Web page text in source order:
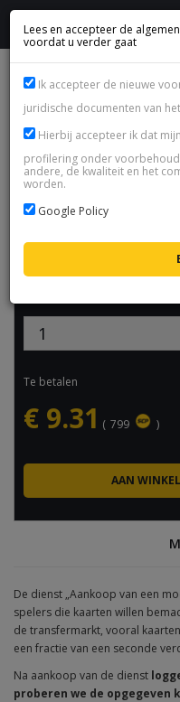
AANKOOP VAN EEN
Aankoop van
transfermarkt
prijs:
beschikbaarheid:beschikbaar
Maximale
Te betalen
€ 9.31 ( 799 )
De dienst „Aankoop van een
spelers die kaarten willen
de transfermarkt, vooral
een fractie van een seconde
Na aankoop van de dienst
proberen we de
Lees en accepteer de
voordat u verder gaat
Ik accepteer de nieuwe
juridische documenten van
Hierbij accepteer ik dat
profilering onder
andere, de kwaliteit en het
worden.
Google Policy